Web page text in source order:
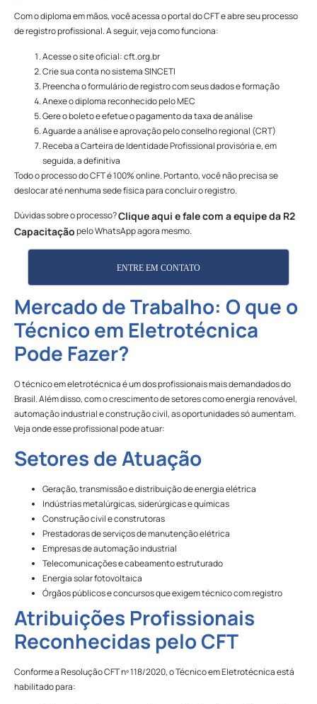
Com o diploma em mãos, você acessa o portal do CFT e abre seu processo
de registro profissional. A seguir, veja como funciona:
Acesse o site oficial: cft.org.br
Crie sua conta no sistema SINCETI
Preencha o formulário de registro com seus dados e formação
Anexe o diploma reconhecido pelo MEC
Gere o boleto e efetue o pagamento da taxa de análise
Aguarde a análise e aprovação pelo conselho regional (CRT)
Receba a Carteira de Identidade Profissional provisória e, em
seguida, a definitiva
Todo o processo do CFT é 100% online. Portanto, você não precisa se
deslocar até nenhuma sede física para concluir o registro.
Dúvidas sobre o processo?Clique aqui e fale com a equipe da R2
Capacitaçãopelo WhatsApp agora mesmo.
ENTRE EM CONTATO
Mercado de Trabalho: O que o
Técnico em Eletrotécnica
Pode Fazer?
O técnico em eletrotécnica é um dos profissionais mais demandados do
Brasil. Além disso, com o crescimento de setores como energia renovável,
automação industrial e construção civil, as oportunidades só aumentam.
Veja onde esse profissional pode atuar:
Setores de Atuação
Geração, transmissão e distribuição de energia elétrica
Indústrias metalúrgicas, siderúrgicas e químicas
Construção civil e construtoras
Prestadoras de serviços de manutenção elétrica
Empresas de automação industrial
Telecomunicações e cabeamento estruturado
Energia solar fotovoltaica
Órgãos públicos e concursos que exigem técnico com registro
Atribuições Profissionais
Reconhecidas pelo CFT
Conforme a Resolução CFT nº 118/2020, o Técnico em Eletrotécnica está
habilitado para: